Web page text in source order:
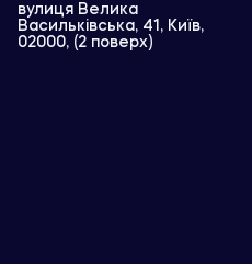
вулиця Велика
Васильківська, 41, Київ,
02000, (2 поверх)